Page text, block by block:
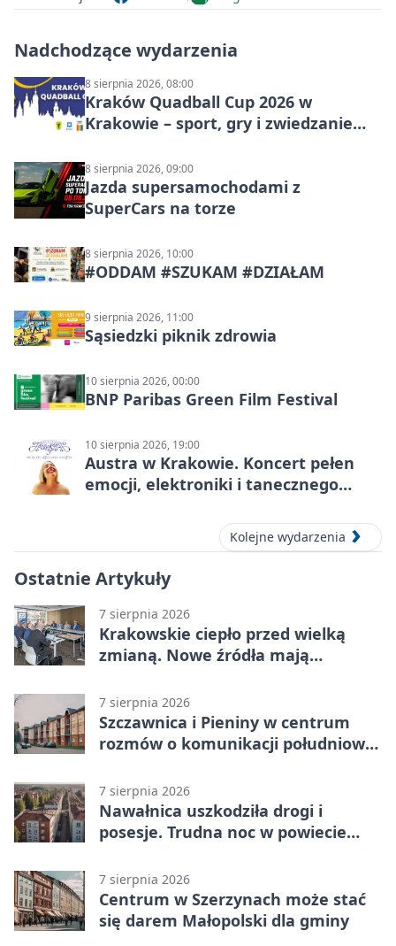
Nadchodzące wydarzenia
8 sierpnia 2026, 08:00
Kraków Quadball Cup 2026 w
Krakowie – sport, gry i zwiedzanie
8 sierpnia 2026, 09:00
Jazda supersamochodami z
SuperCars na torze
8 sierpnia 2026, 10:00
#ODDAM #SZUKAM #DZIAŁAM
9 sierpnia 2026, 11:00
Sąsiedzki piknik zdrowia
10 sierpnia 2026, 00:00
BNP Paribas Green Film Festival
10 sierpnia 2026, 19:00
Austra w Krakowie. Koncert pełen
emocji, elektroniki i tanecznego
Kolejne wydarzenia
Ostatnie Artykuły
7 sierpnia 2026
Krakowskie ciepło przed wielką
zmianą. Nowe źródła mają
7 sierpnia 2026
Szczawnica i Pieniny w centrum
rozmów o komunikacji południowej
7 sierpnia 2026
Nawałnica uszkodziła drogi i
posesje. Trudna noc w powiecie
7 sierpnia 2026
Centrum w Szerzynach może stać
się darem Małopolski dla gminy